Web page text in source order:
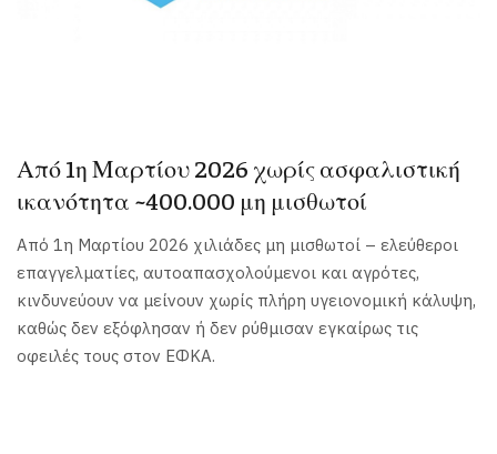
Από 1η Μαρτίου 2026 χωρίς ασφαλιστική
ικανότητα ~400.000 μη μισθωτοί
Από 1η Μαρτίου 2026 χιλιάδες μη μισθωτοί – ελεύθεροι
επαγγελματίες, αυτοαπασχολούμενοι και αγρότες,
κινδυνεύουν να μείνουν χωρίς πλήρη υγειονομική κάλυψη,
καθώς δεν εξόφλησαν ή δεν ρύθμισαν εγκαίρως τις
οφειλές τους στον ΕΦΚΑ.